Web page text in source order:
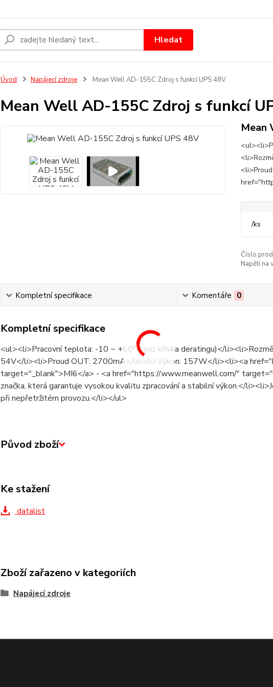
Hledat
Úvod Napájecí zdroje Mean Well AD-155C Zdroj s funkcí UPS 48V
Mean Well AD-155C Zdroj s funkcí
Mean
/ks
Číslo
Napětí na
Kompletní specifikace Komentáře 0
Kompletní specifikace
<ul><li>Pracovní teplota: -10 ~ +60°C (viz křivka deratingu)</
54V</li><li>Proud OUT: 2700mA</li><li>Výkon: 157W</li><li><a
target="_blank">MI6</a> - <a href="https://www.meanwell.com/"
značka, která garantuje vysokou kvalitu zpracování a stabilní výkon.</
při nepřetržitém provozu.</li></ul>
Původ zboží
Ke stažení
datalist
Zboží zařazeno v kategoriích
Napájecí zdroje